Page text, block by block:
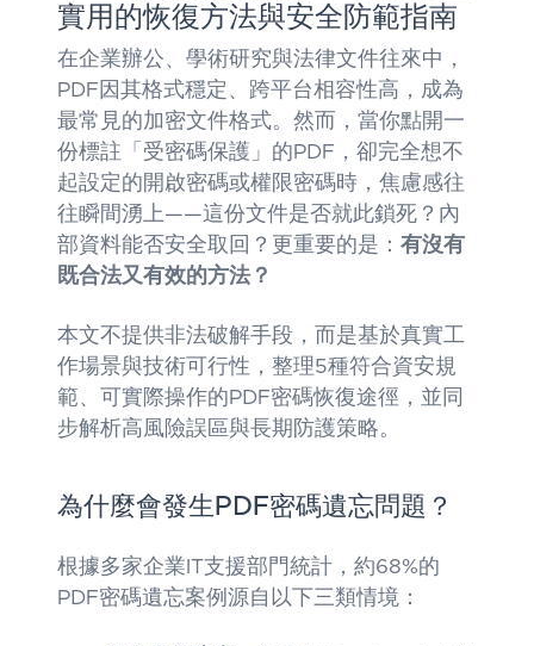
實用的恢復方法與安全防範指南
在企業辦公、學術研究與法律文件往來中，
PDF因其格式穩定、跨平台相容性高，成為
最常見的加密文件格式。然而，當你點開一
份標註「受密碼保護」的PDF，卻完全想不
起設定的開啟密碼或權限密碼時，焦慮感往
往瞬間湧上——這份文件是否就此鎖死？內
部資料能否安全取回？更重要的是： 有沒有
既合法又有效的方法？
本文不提供非法破解手段，而是基於真實工
作場景與技術可行性，整理5種符合資安規
範、可實際操作的PDF密碼恢復途徑，並同
步解析高風險誤區與長期防護策略。
為什麼會發生PDF密碼遺忘問題？
根據多家企業IT支援部門統計，約68%的
PDF密碼遺忘案例源自以下三類情境：